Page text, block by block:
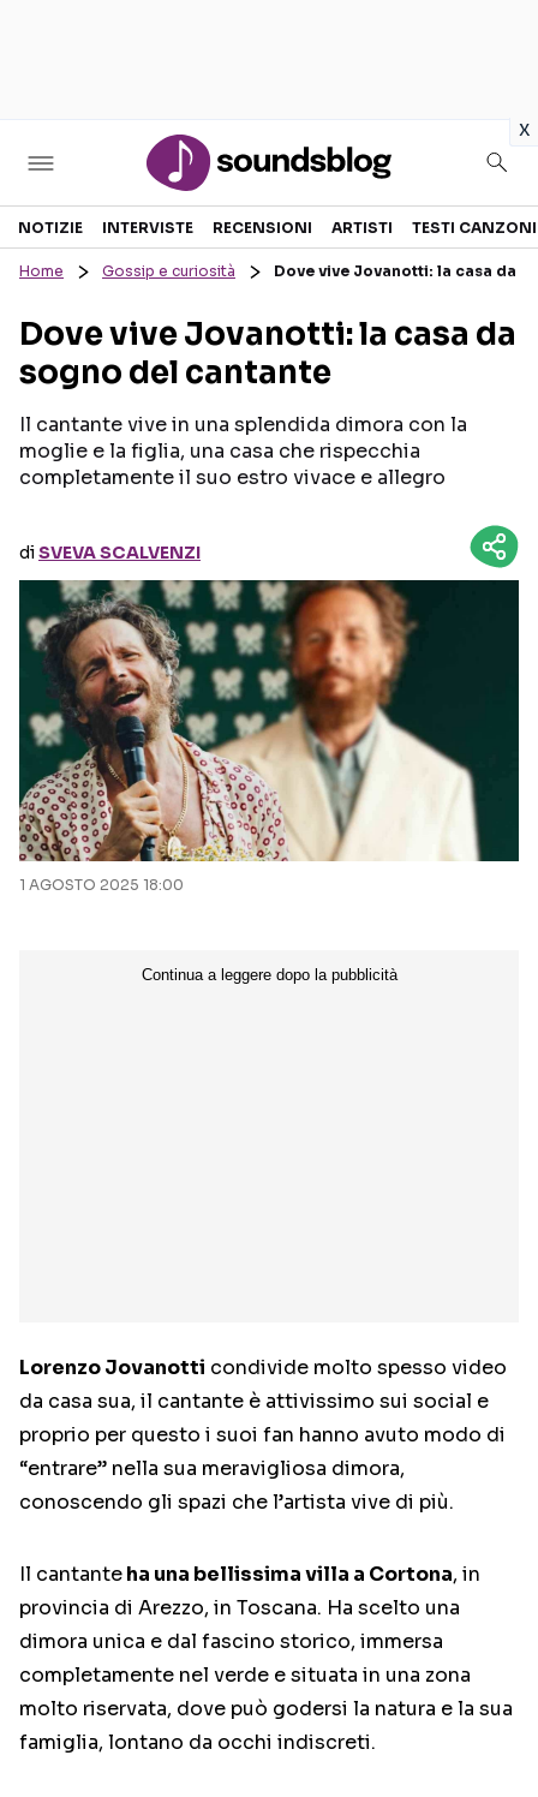
x
Sezioni
RECENSIONI MUSICALI
INTERVISTE
GOSSIP E CURIOSITÀ
TESTI CANZONI
TOUR ED EVENTI
TALENT SHOW
Seguici sui social
NOTIZIE INTERVISTE RECENSIONI ARTISTI TESTI CANZONI
Home Gossip e curiosità Dove vive Jovanotti: la casa da
Dove vive Jovanotti: la casa da
sogno del cantante
Il cantante vive in una splendida dimora con la
moglie e la figlia, una casa che rispecchia
completamente il suo estro vivace e allegro
diSVEVA SCALVENZI
1 AGOSTO 2025 18:00
Lorenzo Jovanotti condivide molto spesso video
da casa sua, il cantante è attivissimo sui social e
proprio per questo i suoi fan hanno avuto modo di
“entrare” nella sua meravigliosa dimora,
conoscendo gli spazi che l’artista vive di più.
Il cantanteha una bellissima villa a Cortona, in
provincia di Arezzo, in Toscana. Ha scelto una
dimora unica e dal fascino storico, immersa
completamente nel verde e situata in una zona
molto riservata, dove può godersi la natura e la sua
famiglia, lontano da occhi indiscreti.